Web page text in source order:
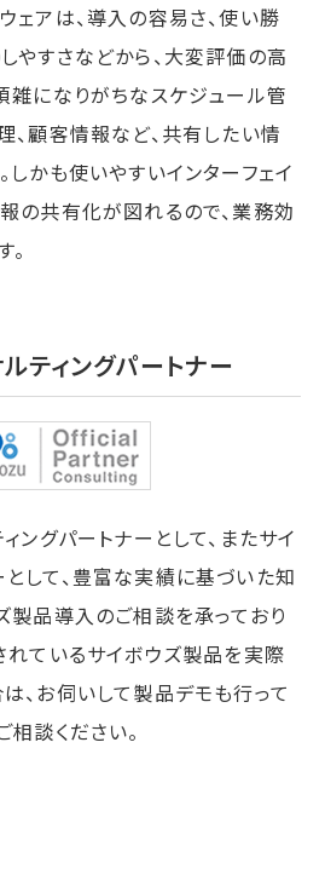
ェアは、導入の容易さ、使い勝
やすさなどから、大変評価の高
雑になりがちなスケジュール管
、顧客情報など、共有したい情
しかも使いやすいインターフェイ
の共有化が図れるので、業務効
ティングパートナー
ングパートナーとして、またサイ
して、豊富な実績に基づいた知
製品導入のご相談を承っており
れているサイボウズ製品を実際
、お伺いして製品デモも行って
相談ください。